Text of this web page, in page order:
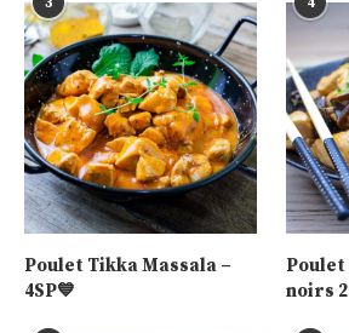
Poulet Tikka Massala –
4SP💙
Poulet
noirs